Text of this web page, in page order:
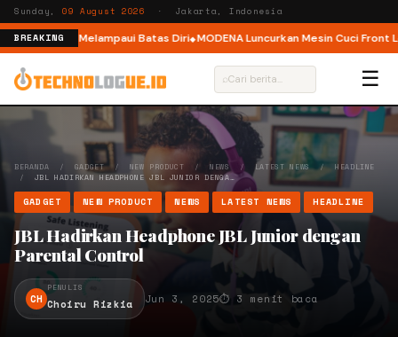
Sunday, 09 August 2026 · Jakarta, Indonesia
BREAKING
Pelari Melampaui Batas Diri MODENA Luncurkan Mesin Cuci Front
⌕ ☰
BERANDA / GADGET/ NEW PRODUCT / NEWS/ LATEST NEWS/ HEADLINE
/ JBL HADIRKAN HEADPHONE JBL JUNIOR DENGA…
GADGET NEW PRODUCT NEWS LATEST NEWS HEADLINE
JBL Hadirkan Headphone JBL Junior dengan
Parental Control
CH
PENULIS
Choiru Rizkia Jun 3, 2025⏱ 3 menit baca